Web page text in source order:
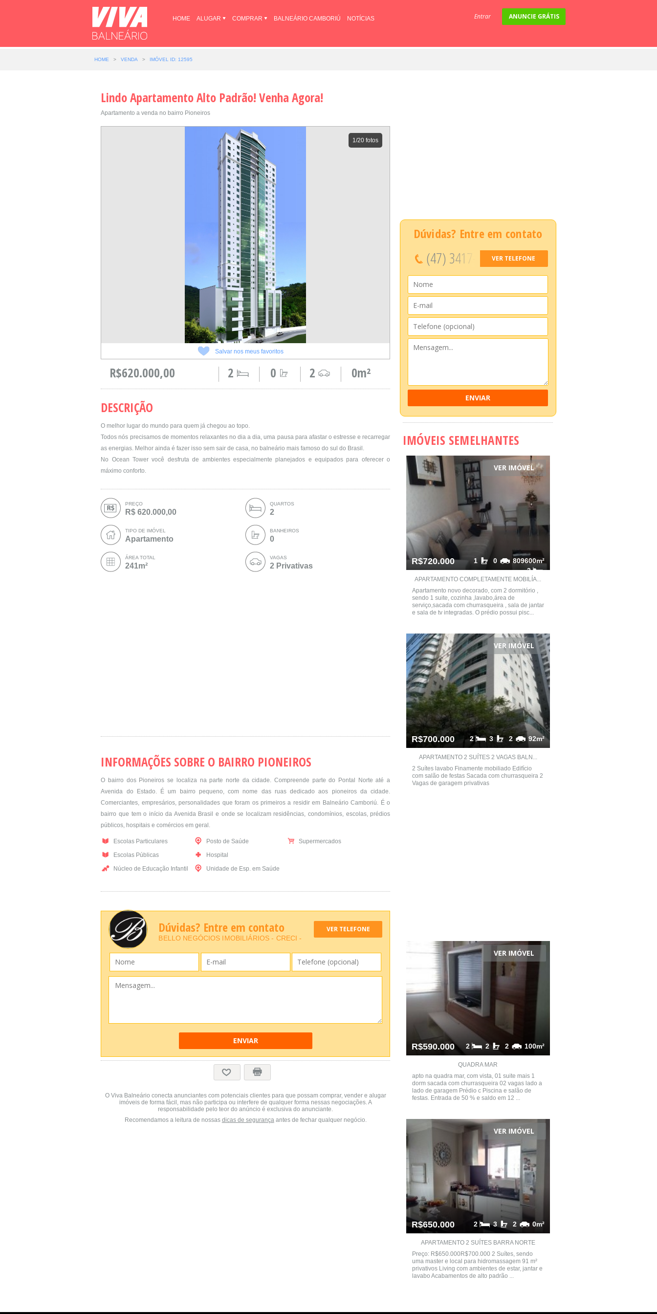
HOME ALUGAR COMPRAR BALNEÁRIO CAMBORIÚ NOTÍCIAS Entrar ANUNCIE GRÁTIS
HOME > VENDA > IMÓVEL ID: 12595
Lindo Apartamento Alto Padrão! Venha Agora!
Apartamento a venda no bairro Pioneiros
1/20 fotos
Salvar nos meus favoritos
R$620.000,00 0m²
2
0
2
DESCRIÇÃO
O melhor lugar do mundo para quem já chegou ao topo.
Todos nós precisamos de momentos relaxantes no dia a dia, uma pausa para afastar o estresse e recarregar
as energias. Melhor ainda é fazer isso sem sair de casa, no balneário mais famoso do sul do Brasil.
No Ocean Tower você desfruta de ambientes especialmente planejados e equipados para oferecer o
máximo conforto.
PREÇO
R$ 620.000,00
TIPO DE IMÓVEL
Apartamento
ÁREA TOTAL
241m²
QUARTOS
2
BANHEIROS
0
VAGAS
2 Privativas
INFORMAÇÕES SOBRE O BAIRRO PIONEIROS
O bairro dos Pioneiros se localiza na parte norte da cidade. Compreende parte do Pontal Norte até a
Avenida do Estado. É um bairro pequeno, com nome das ruas dedicado aos pioneiros da cidade.
Comerciantes, empresários, personalidades que foram os primeiros a residir em Balneário Camboriú. É o
bairro que tem o início da Avenida Brasil e onde se localizam residências, condomínios, escolas, prédios
públicos, hospitais e comércios em geral.
Escolas Particulares
Escolas Públicas
Núcleo de Educação Infantil
Posto de Saúde
Hospital
Unidade de Esp. em Saúde
Supermercados
VER TELEFONE
Dúvidas? Entre em contato
BELLO NEGÓCIOS IMOBILIÁRIOS - CRECI -
ENVIAR
O Viva Balneário conecta anunciantes com potenciais clientes para que possam comprar, vender e alugar
imóveis de forma fácil, mas não participa ou interfere de qualquer forma nessas negociações. A
responsabilidade pelo teor do anúncio é exclusiva do anunciante.
Recomendamos a leitura de nossas dicas de segurançaantes de fechar qualquer negócio.
Dúvidas? Entre em contato
(47) 3417- VER TELEFONE
ENVIAR
IMÓVEIS SEMELHANTES
VER IMÓVEL
R$720.000 809600m²
0
1
2
APARTAMENTO COMPLETAMENTE MOBILÍA...
Apartamento novo decorado, com 2 dormitório ,
sendo 1 suite, cozinha ,lavabo,área de
serviço,sacada com churrasqueira , sala de jantar
e sala de tv integradas. O prédio possui pisc...
VER IMÓVEL
R$700.000 92m²
2
3
2
APARTAMENTO 2 SUÍTES 2 VAGAS BALN...
2 Suítes lavabo Finamente mobiliado Edifício
com salão de festas Sacada com churrasqueira 2
Vagas de garagem privativas
VER IMÓVEL
R$590.000 100m²
2
2
2
QUADRA MAR
apto na quadra mar, com vista, 01 suite mais 1
dorm sacada com churrasqueira 02 vagas lado a
lado de garagem Prédio c Piscina e salão de
festas. Entrada de 50 % e saldo em 12 ...
VER IMÓVEL
R$650.000 0m²
2
3
2
APARTAMENTO 2 SUÍTES BARRA NORTE
Preço: R$650.000R$700.000 2 Suítes, sendo
uma master e local para hidromassagem 91 m²
privativos Living com ambientes de estar, jantar e
lavabo Acabamentos de alto padrão ...